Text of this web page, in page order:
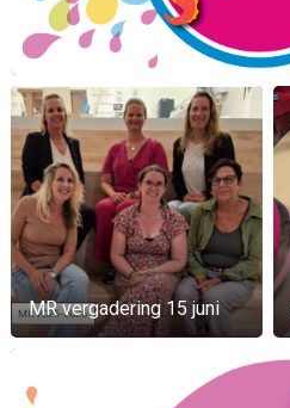
MR vergadering 15 juni